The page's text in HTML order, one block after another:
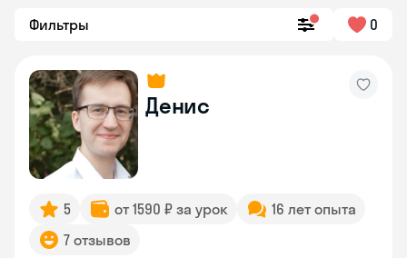
Фильтры 0
Денис
5 от 1590 ₽ за урок
16 лет опыта
7 отзывов